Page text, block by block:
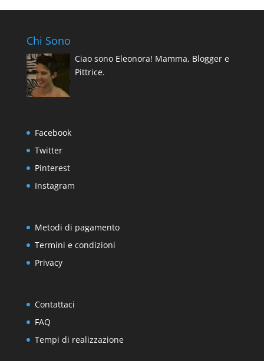
69.00€
Chi Sono
Ciao sono Eleonora! Mamma, Blogger e
Pittrice.
Facebook
Twitter
Pinterest
Instagram
Metodi di pagamento
Termini e condizioni
Privacy
Contattaci
FAQ
Tempi di realizzazione